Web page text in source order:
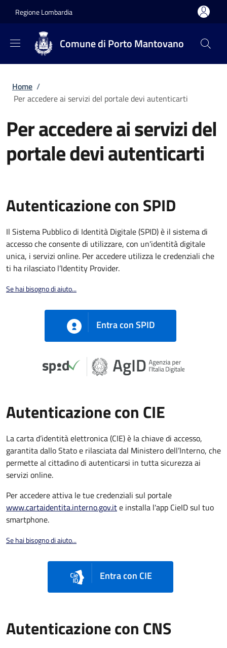
Regione Lombardia
Comune di Porto Mantovano
Briciole di pane
Home /
Per accedere ai servizi del portale devi autenticarti
Per accedere ai servizi del
portale devi autenticarti
Autenticazione con SPID
Il Sistema Pubblico di Identità Digitale (SPID) è il sistema di
accesso che consente di utilizzare, con un'identità digitale
unica, i servizi online. Per accedere utilizza le credenziali che
ti ha rilasciato l’Identity Provider.
Se hai bisogno di aiuto...
Entra con SPID
Autenticazione con CIE
La carta d’identità elettronica (CIE) è la chiave di accesso,
garantita dallo Stato e rilasciata dal Ministero dell’Interno, che
permette al cittadino di autenticarsi in tutta sicurezza ai
servizi online.
Per accedere attiva le tue credenziali sul portale
www.cartaidentita.interno.gov.ite installa l'app CieID sul tuo
smartphone.
Se hai bisogno di aiuto...
Entra con CIE
Autenticazione con CNS